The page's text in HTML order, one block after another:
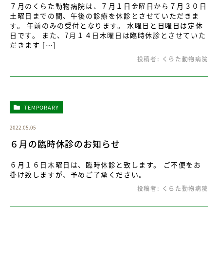
７月のくらた動物病院は、７月１日金曜日から７月３０日
土曜日までの間、午後の診療を休診とさせていただきま
す。 午前のみの受付となります。 水曜日と日曜日は定休
日です。 また、7月１４日木曜日は臨時休診とさせていた
だきます […]
投稿者: くらた動物病院
TEMPORARY
2022.05.05
６月の臨時休診のお知らせ
６月１６日木曜日は、臨時休診と致します。 ご不便をお
掛け致しますが、予めご了承ください。
投稿者: くらた動物病院